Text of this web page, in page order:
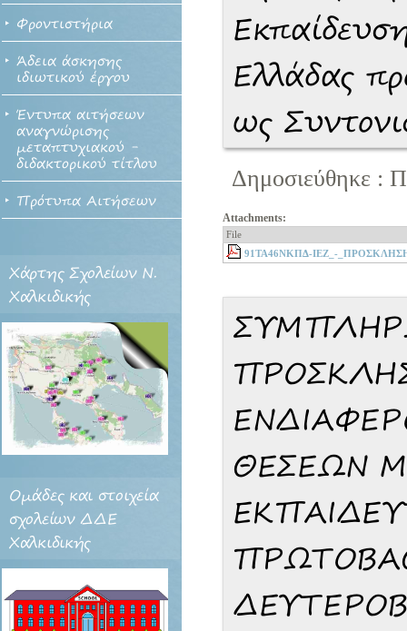
Φροντιστήρια
Άδεια άσκησης
ιδιωτικού έργου
Έντυπα αιτήσεων
αναγνώρισης
μεταπτυχιακού -
διδακτορικού τίτλου
Πρότυπα Αιτήσεων
ΧάρτηςΣχολείων Ν.
Χαλκιδικής
Ομάδεςκαι στοιχεία
σχολείων ΔΔΕ
Χαλκιδικής
Ελλάδας
ως
Δημοσιεύθηκε :
Attachments:
File
91ΤΑ46ΝΚΠΔ-ΙΕΖ_-
ΘΕΣΕΩΝ